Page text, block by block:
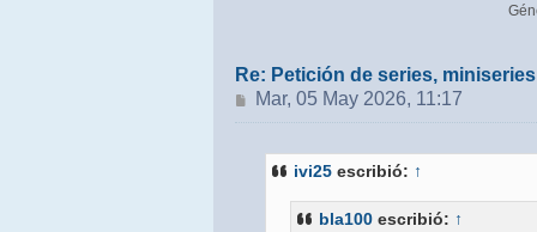
Re: Petición de series,
Mensaje
Mar, 05 May 2026, 11:17
ivi25 escribió: ↑
bla100 escribió: ↑